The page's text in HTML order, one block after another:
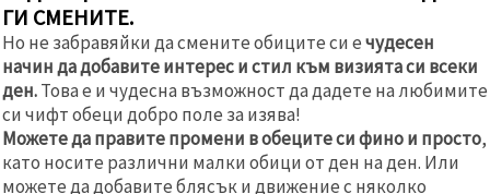
ГИ СМЕНИТЕ.
Но не забравяйки да смените обиците си ечудесен
начин да добавите интерес и стил към визията си всеки
ден.Това е и чудесна възможност да дадете на любимите
си чифт обеци добро поле за изява!
Можете да правите промени в обеците си фино и просто,
като носите различни малки обици от ден на ден. Или
можете да добавите блясък и движение с няколко